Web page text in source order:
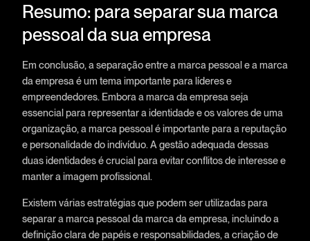
Resumo: para separar sua marca
pessoal da sua empresa
Em conclusão, a separação entre a marca pessoal e a marca
da empresa é um tema importante para líderes e
empreendedores. Embora a marca da empresa seja
essencial para representar a identidade e os valores de uma
organização, a marca pessoal é importante para a reputação
e personalidade do indivíduo. A gestão adequada dessas
duas identidades é crucial para evitar conflitos de interesse e
manter a imagem profissional.
Existem várias estratégias que podem ser utilizadas para
separar a marca pessoal da marca da empresa, incluindo a
definição clara de papéis e responsabilidades, a criação de